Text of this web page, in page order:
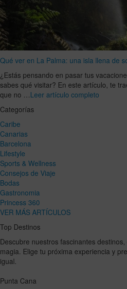
Qué ver en La Palma: una isla llena de
¿Estás pensando en pasar tus
sabes qué visitar? En este artículo, te
que no …Leer artículo completo
Categorías
Caribe
Canarias
Barcelona
Lifestyle
Sports & Wellness
Consejos de Viaje
Bodas
Gastronomia
Princess 360
VER MÁS ARTÍCULOS
Top Destinos
Descubre nuestros fascinantes
magia. Elige tu próxima experiencia y
igual.
Punta Cana